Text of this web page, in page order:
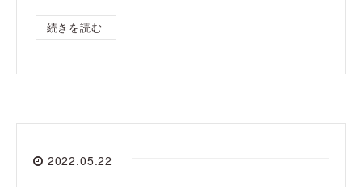
続きを読む
2022.05.22